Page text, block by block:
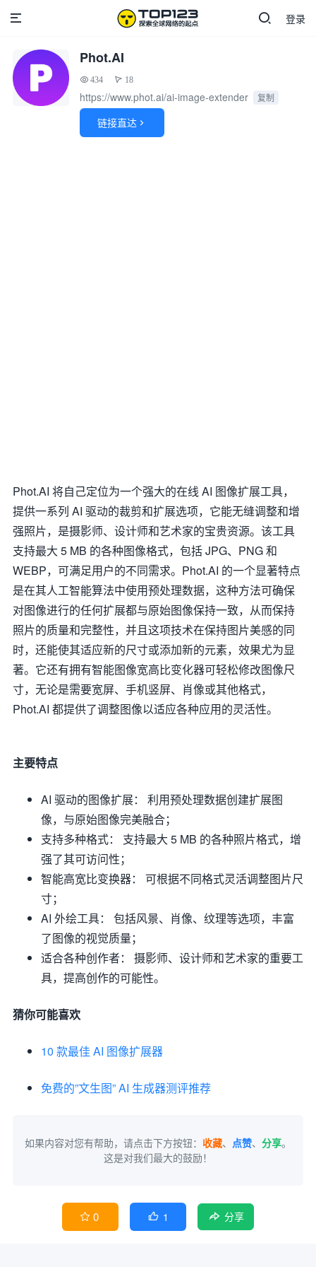
登录
Phot.AI
434 18
https://www.phot.ai/ai-image-extender 复制
链接直达 
Phot.AI 将自己定位为一个强大的在线 AI 图像扩展工具，
提供一系列 AI 驱动的裁剪和扩展选项，它能无缝调整和增
强照片，是摄影师、设计师和艺术家的宝贵资源。该工具
支持最大 5 MB 的各种图像格式，包括 JPG、PNG 和
WEBP，可满足用户的不同需求。Phot.AI 的一个显著特点
是在其人工智能算法中使用预处理数据，这种方法可确保
对图像进行的任何扩展都与原始图像保持一致，从而保持
照片的质量和完整性，并且这项技术在保持图片美感的同
时，还能使其适应新的尺寸或添加新的元素，效果尤为显
著。它还有拥有智能图像宽高比变化器可轻松修改图像尺
寸，无论是需要宽屏、手机竖屏、肖像或其他格式，
Phot.AI 都提供了调整图像以适应各种应用的灵活性。
主要特点
AI 驱动的图像扩展： 利用预处理数据创建扩展图
像，与原始图像完美融合；
支持多种格式： 支持最大 5 MB 的各种照片格式，增
强了其可访问性；
智能高宽比变换器： 可根据不同格式灵活调整图片尺
寸；
AI 外绘工具： 包括风景、肖像、纹理等选项，丰富
了图像的视觉质量；
适合各种创作者： 摄影师、设计师和艺术家的重要工
具，提高创作的可能性。
猜你可能喜欢
10 款最佳 AI 图像扩展器
免费的”文生图” AI 生成器测评推荐
如果内容对您有帮助，请点击下方按钮： 收藏、 点赞、 分享。
这是对我们最大的鼓励！
 0  1 分享